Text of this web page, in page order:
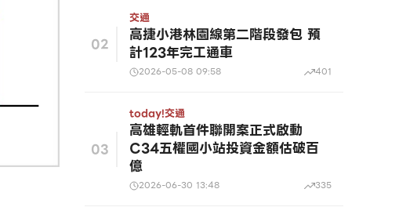
02
交通
高捷小港林園線第二階段發包 預
計123年完工通車
2026-05-08 09:58 401
03
today!交通
高雄輕軌首件聯開案正式啟動
C34五權國小站投資金額估破百
億
2026-06-30 13:48 335